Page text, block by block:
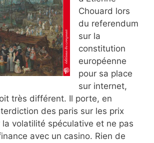
Chouard lors
du referendum
sur la
constitution
européenne
pour sa place
sur internet,
très différent. Il porte, en
des paris sur les prix
volatilité spéculative et ne pas
avec un casino. Rien de